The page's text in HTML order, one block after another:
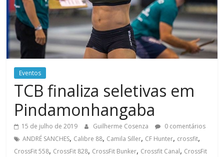
Eventos
TCB finaliza seletivas em
Pindamonhangaba
15 de julho de 2019 Guilherme Cosenza
0 comentários
ANDRÉ SANCHES, Calibre 88, Camila Siller, CF Hunter, crossfit,
CrossFit 558, CrossFit 828, CrossFit Bunker, Crossfit Canal, CrossFit